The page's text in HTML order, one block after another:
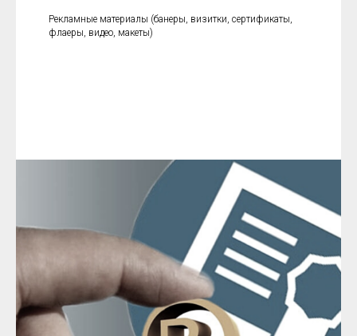
Рекламные материалы (банеры, визитки, сертификаты,
флаеры, видео, макеты)